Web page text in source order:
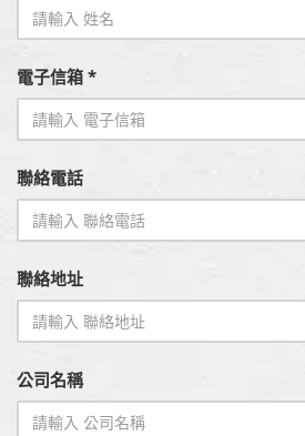
電子信箱 *
聯絡電話
聯絡地址
公司名稱